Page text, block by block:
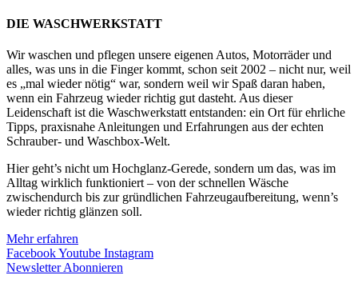
DIE WASCHWERKSTATT
Wir waschen und pflegen unsere eigenen Autos, Motorräder und
alles, was uns in die Finger kommt, schon seit 2002 – nicht nur, weil
es „mal wieder nötig“ war, sondern weil wir Spaß daran haben,
wenn ein Fahrzeug wieder richtig gut dasteht. Aus dieser
Leidenschaft ist die Waschwerkstatt entstanden: ein Ort für ehrliche
Tipps, praxisnahe Anleitungen und Erfahrungen aus der echten
Schrauber- und Waschbox-Welt.
Hier geht’s nicht um Hochglanz-Gerede, sondern um das, was im
Alltag wirklich funktioniert – von der schnellen Wäsche
zwischendurch bis zur gründlichen Fahrzeugaufbereitung, wenn’s
wieder richtig glänzen soll.
Mehr erfahren
FacebookYoutube Instagram
Newsletter Abonnieren